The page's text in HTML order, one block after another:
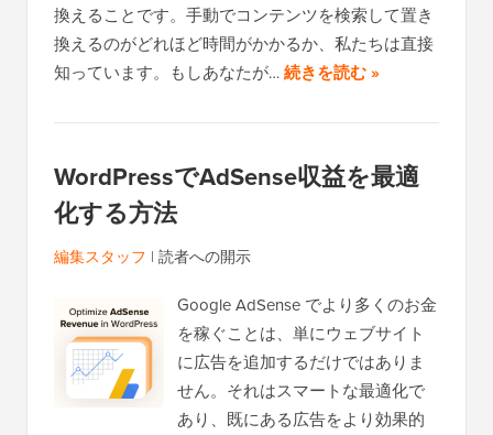
換えることです。手動でコンテンツを検索して置き
換えるのがどれほど時間がかかるか、私たちは直接
知っています。もしあなたが…続きを読む »
WordPressでAdSense収益を最適
化する方法
編集スタッフ | 読者への開示
Google AdSense でより多くのお金
を稼ぐことは、単にウェブサイト
に広告を追加するだけではありま
せん。それはスマートな最適化で
あり、既にある広告をより効果的